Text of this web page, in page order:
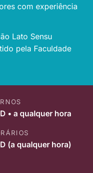
com experiência
Lato Sensu
pela Faculdade
• a qualquer hora
(a qualquer hora)